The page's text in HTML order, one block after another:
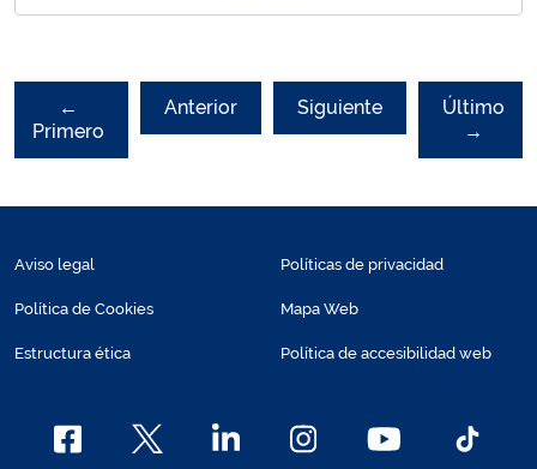
←
Primero
Anterior Siguiente
Último
→
Aviso legal
Política de Cookies
Estructura ética
Políticas de privacidad
Mapa Web
Política de accesibilidad web